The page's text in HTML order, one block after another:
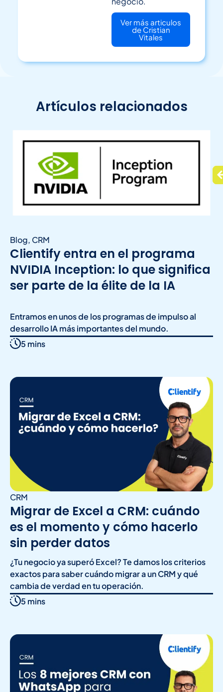
Ver más articulos
de Cristian
Vitales
Artículos relacionados
Blog, CRM
Clientify entra en el programa
NVIDIA Inception: lo que significa
ser parte de la élite de la IA
Entramos en unos de los programas de impulso al
desarrollo IA más importantes del mundo.
5 mins
CRM
Migrar de Excel a CRM: cuándo
es el momento y cómo hacerlo
sin perder datos
¿Tu negocio ya superó Excel? Te damos los criterios
exactos para saber cuándo migrar a un CRM y qué
cambia de verdad en tu operación.
5 mins